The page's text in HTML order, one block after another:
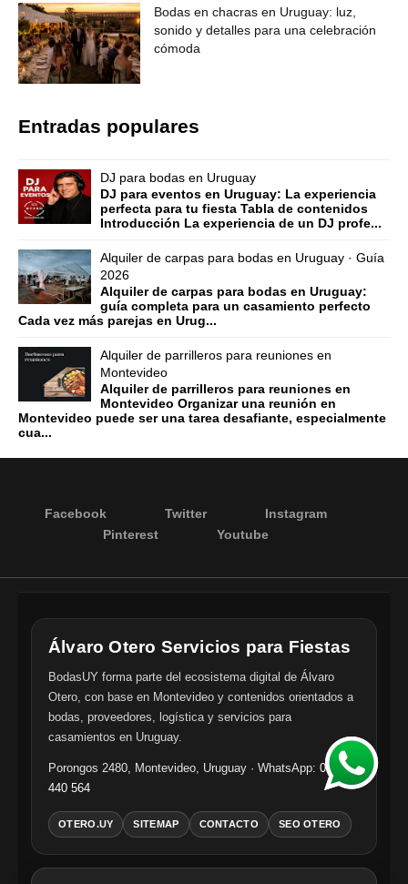
Bodas en chacras en Uruguay: luz,
sonido y detalles para una celebración
cómoda
Entradas populares
DJ para bodas en Uruguay
DJ para eventos en Uruguay: La experiencia
perfecta para tu fiesta Tabla de contenidos
Introducción La experiencia de un DJ profe...
Alquiler de carpas para bodas en Uruguay · Guía
2026
Alquiler de carpas para bodas en Uruguay:
guía completa para un casamiento perfecto
Cada vez más parejas en Urug...
Alquiler de parrilleros para reuniones en
Montevideo
Alquiler de parrilleros para reuniones en
Montevideo Organizar una reunión en
Montevideo puede ser una tarea desafiante, especialmente
cua...
Facebook Twitter
Instagram
Pinterest
Youtube
Álvaro Otero Servicios para Fiestas
BodasUY forma parte del ecosistema digital de Álvaro
Otero, con base en Montevideo y contenidos orientados a
bodas, proveedores, logística y servicios para
casamientos en Uruguay.
Porongos 2480 Montevideo Uruguay · WhatsApp: 098
440 564
OTERO.UY SITEMAP CONTACTO SEO OTERO